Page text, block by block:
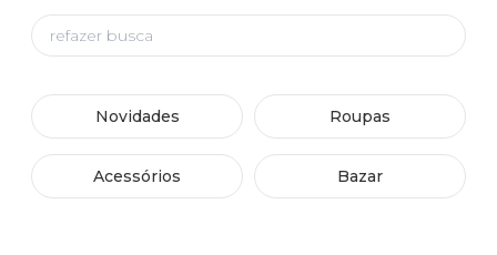
Novidades Roupas
Acessórios Bazar